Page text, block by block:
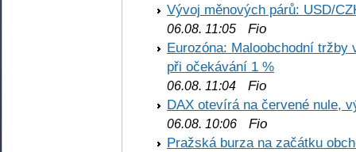
Vývoj měnových párů: USD/
06.08. 11:05 Fio
Eurozóna: Maloobchodní
při očekávání 1 %
06.08. 11:04 Fio
DAX otevírá na červené nule,
06.08. 10:06 Fio
Pražská burza na začátku